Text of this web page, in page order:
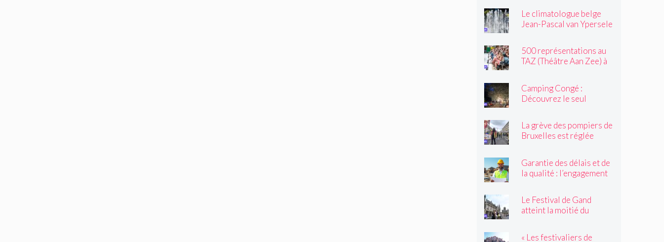
son passage, il souriait
toujours »
Le climatologue belge
Jean-Pascal van Ypersele
500 représentations au
TAZ (Théâtre Aan Zee) à
Camping Congé :
Découvrez le seul
La grève des pompiers de
Bruxelles est réglée
Garantie des délais et de
la qualité : l’engagement
Le Festival de Gand
atteint la moitié du
« Les festivaliers de